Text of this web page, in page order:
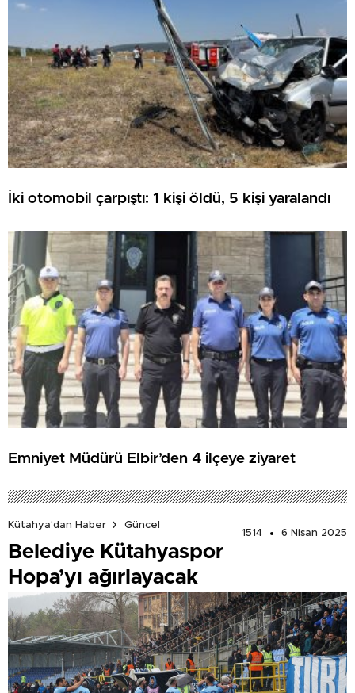
İki otomobil çarpıştı: 1 kişi öldü, 5 kişi yaralandı
Emniyet Müdürü Elbir’den 4 ilçeye ziyaret
Kütahya'dan Haber
Güncel
1514
6 Nisan 2025
Belediye Kütahyaspor
Hopa’yı ağırlayacak